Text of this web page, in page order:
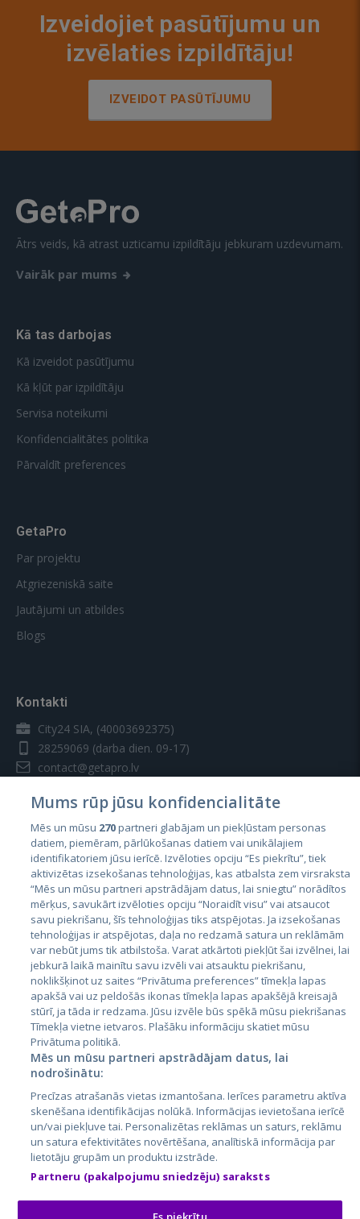
Izveidojiet pasūtījumu un
izvēlaties izpildītāju!
IZVEIDOT PASŪTĪJUMU
Ātrs veids, kā atrast uzticamu izpildītāju jebkuram uzdevumam.
Vairāk par mums
Kā tas darbojas
Kā izveidot pasūtījumu
Kā kļūt par izpildītāju
Servisa noteikumi
Konfidencialitātes politika
Pārvaldīt preferences
GetaPro
Par projektu
Atgriezeniskā saite
Jautājumi un atbildes
Blogs
Kontakti
City24 SIA, (40003692375)
28259069 (darba dien. 09-17)
contact@getapro.lv
Valstis
Igaunija
Latvija
Lietuva
City24.lv
City24.ee
GetaPro.lv
GetaPro.ee
Skelbiu.lt
Autoplius.lt
Aruodas.lt
CVbankas.lt
Kainos.lt
Paslaugos.lt
auto24.ee
Osta.ee
KuldneBörs.ee
Mums rūp jūsu konfidencialitāte
Mēs un mūsu 270partneri glabājam un piekļūstam personas
datiem, piemēram, pārlūkošanas datiem vai unikālajiem
identifikatoriem jūsu ierīcē. Izvēloties opciju “Es piekrītu”, tiek
aktivizētas izsekošanas tehnoloģijas, kas atbalsta zem virsraksta
“Mēs un mūsu partneri apstrādājam datus, lai sniegtu” norādītos
mērķus, savukārt izvēloties opciju “Noraidīt visu” vai atsaucot
savu piekrišanu, šīs tehnoloģijas tiks atspējotas. Ja izsekošanas
tehnoloģijas ir atspējotas, daļa no redzamā satura un reklāmām
var nebūt jums tik atbilstoša. Varat atkārtoti piekļūt šai izvēlnei, lai
jebkurā laikā mainītu savu izvēli vai atsauktu piekrišanu,
noklikšķinot uz saites “Privātuma preferences” tīmekļa lapas
apakšā vai uz peldošās ikonas tīmekļa lapas apakšējā kreisajā
stūrī, ja tāda ir redzama. Jūsu izvēle būs spēkā mūsu piekrišanas
Tīmekļa vietne ietvaros. Plašāku informāciju skatiet mūsu
Privātuma politikā.
Mēs un mūsu partneri apstrādājam datus, lai
nodrošinātu:
Precīzas atrašanās vietas izmantošana. Ierīces parametru aktīva
skenēšana identifikācijas nolūkā. Informācijas ievietošana ierīcē
un/vai piekļuve tai. Personalizētas reklāmas un saturs, reklāmu
un satura efektivitātes novērtēšana, analītiskā informācija par
lietotāju grupām un produktu izstrāde.
Partneru (pakalpojumu sniedzēju) saraksts